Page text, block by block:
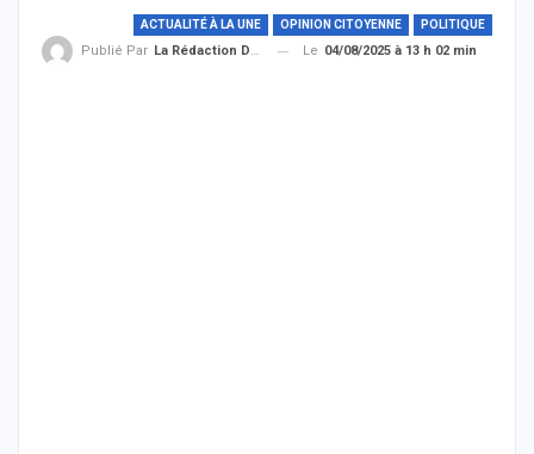
ACTUALITÉ À LA UNE OPINION CITOYENNE POLITIQUE
Publié Par La Rédaction De THIEYSENEGAL.com Le 04/08/2025 à 13 h 02 min